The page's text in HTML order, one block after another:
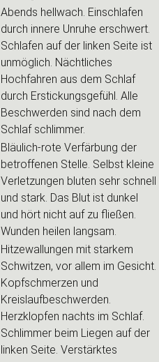
Abends hellwach. Einschlafen
durch innere Unruhe erschwert.
Schlafen auf der linken Seite ist
unmöglich. Nächtliches
Hochfahren aus dem Schlaf
durch Erstickungsgefühl. Alle
Beschwerden sind nach dem
Schlaf schlimmer.
Bläulich-rote Verfärbung der
betroffenen Stelle. Selbst kleine
Verletzungen bluten sehr schnell
und stark. Das Blut ist dunkel
und hört nicht auf zu fließen.
Wunden heilen langsam.
Hitzewallungen mit starkem
Schwitzen, vor allem im Gesicht.
Kopfschmerzen und
Kreislaufbeschwerden.
Herzklopfen nachts im Schlaf.
Schlimmer beim Liegen auf der
linken Seite. Verstärktes